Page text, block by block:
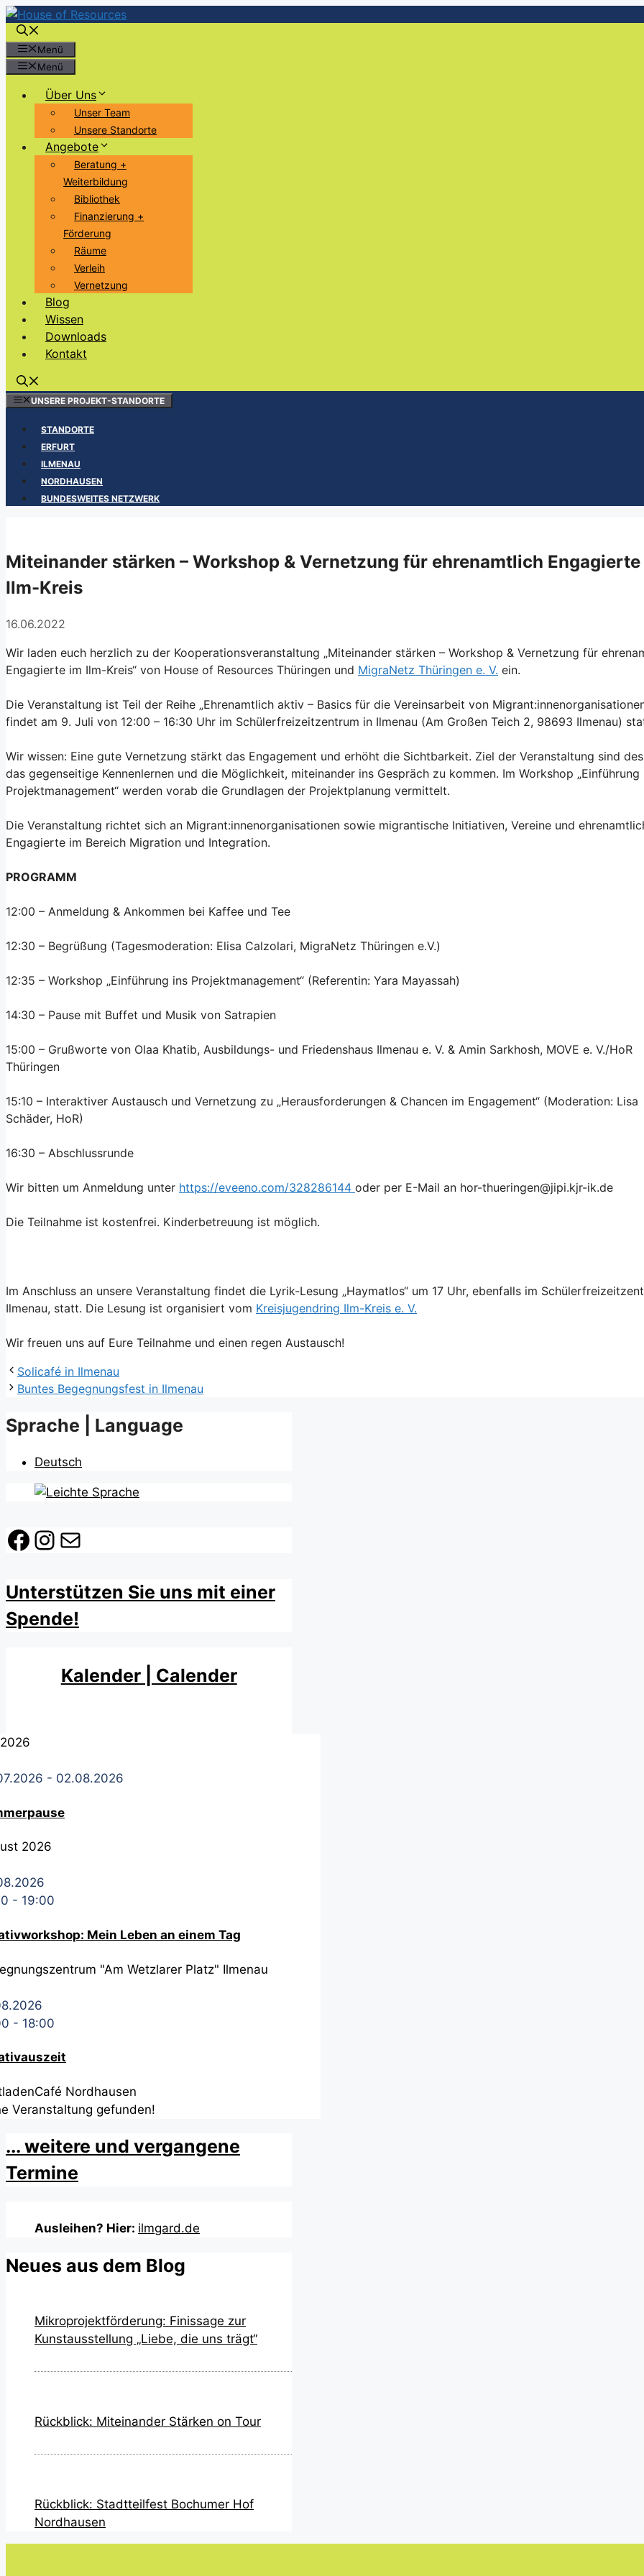
Zum
Inhalt
springenMenü
Menü
Über Uns
Unser Team
Unsere Standorte
Angebote
Beratung +
Weiterbildung
Bibliothek
Finanzierung +
Förderung
Räume
Verleih
Vernetzung
Blog
Wissen
Downloads
Kontakt
UNSERE PROJEKT-STANDORTE
STANDORTE
ERFURT
ILMENAU
NORDHAUSEN
BUNDESWEITES NETZWERK
Miteinander stärken – Workshop & Vernetzung für ehrenamtlich
Ilm-Kreis
16.06.2022
Wir laden euch herzlich zu der Kooperationsveranstaltung „Miteinander stärken – Workshop & Vernetzung für
Engagierte im Ilm-Kreis“ von House of Resources Thüringen und MigraNetz Thüringen e. V. ein.
Die Veranstaltung ist Teil der Reihe „Ehrenamtlich aktiv – Basics für die Vereinsarbeit von
findet am 9. Juli von 12:00 – 16:30 Uhr im Schülerfreizeitzentrum in Ilmenau (Am Großen Teich 2, 98693 Ilmenau)
Wir wissen: Eine gute Vernetzung stärkt das Engagement und erhöht die Sichtbarkeit. Ziel der Veranstaltung sind
das gegenseitige Kennenlernen und die Möglichkeit, miteinander ins Gespräch zu kommen. Im Workshop „Einführung
Projektmanagement“ werden vorab die Grundlagen der Projektplanung vermittelt.
Die Veranstaltung richtet sich an Migrant:innenorganisationen sowie migrantische Initiativen, Vereine und
Engagierte im Bereich Migration und Integration.
PROGRAMM
12:00 – Anmeldung & Ankommen bei Kaffee und Tee
12:30 – Begrüßung (Tagesmoderation: Elisa Calzolari, MigraNetz Thüringen e.V.)
12:35 – Workshop „Einführung ins Projektmanagement“ (Referentin: Yara Mayassah)
14:30 – Pause mit Buffet und Musik von Satrapien
15:00 – Grußworte von Olaa Khatib, Ausbildungs- und Friedenshaus Ilmenau e. V. & Amin Sarkhosh, MOVE e. V./HoR
Thüringen
15:10 – Interaktiver Austausch und Vernetzung zu „Herausforderungen & Chancen im Engagement“ (Moderation: Lisa
Schäder, HoR)
16:30 – Abschlussrunde
Wir bitten um Anmeldung unter https://eveeno.com/328286144 oder per E-Mail an hor-thueringen@jipi.kjr-ik.de
Die Teilnahme ist kostenfrei. Kinderbetreuung ist möglich.
Im Anschluss an unsere Veranstaltung findet die Lyrik-Lesung „Haymatlos“ um 17 Uhr, ebenfalls im
Ilmenau, statt. Die Lesung ist organisiert vom Kreisjugendring Ilm-Kreis e. V.
Wir freuen uns auf Eure Teilnahme und einen regen Austausch!
Solicafé in Ilmenau
Buntes Begegnungsfest in Ilmenau
Sprache | Language
Deutsch
Facebook
Instagram
E-Mail
Unterstützen Sie uns mit einer
Spende!
Kalender | Calender
- 02.08.2026
2026
- 19:00
Mein Leben an einem Tag
"Am Wetzlarer Platz" Ilmenau
- 18:00
Nordhausen
Veranstaltung gefunden!
... weitere und vergangene
Termine
Ausleihen? Hier: ilmgard.de
Neues aus dem Blog
Mikroprojektförderung: Finissage zur
Kunstausstellung „Liebe, die uns trägt“
Rückblick: Miteinander Stärken on Tour
Rückblick: Stadtteilfest Bochumer Hof
Nordhausen